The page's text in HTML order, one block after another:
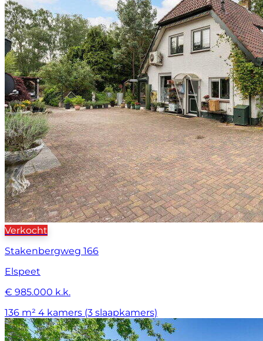
Verkocht
Stakenbergweg 166
Elspeet
€ 985.000 k.k.
136 m² 4 kamers (3 slaapkamers)